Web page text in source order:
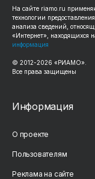
На сайте riamo.ru
технологии
анализа сведений,
«Интернет», находящихся
информация
© 2012-2026 «РИАМО».
Все права защищены
Информация
О проекте
Пользователям
Реклама на сайте